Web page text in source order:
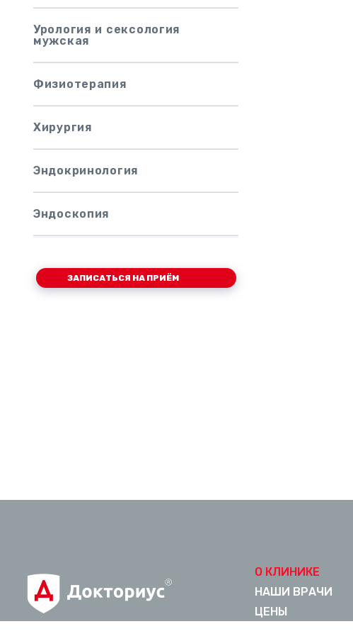
Урология и сексология
мужская
Физиoтepaпия
Хирургия
Эндокринология
Эндоскопия
ЗАПИСАТЬСЯ НА ПРИЁМ
О КЛИНИКЕ
НАШИ ВРАЧИ
ЦЕНЫ